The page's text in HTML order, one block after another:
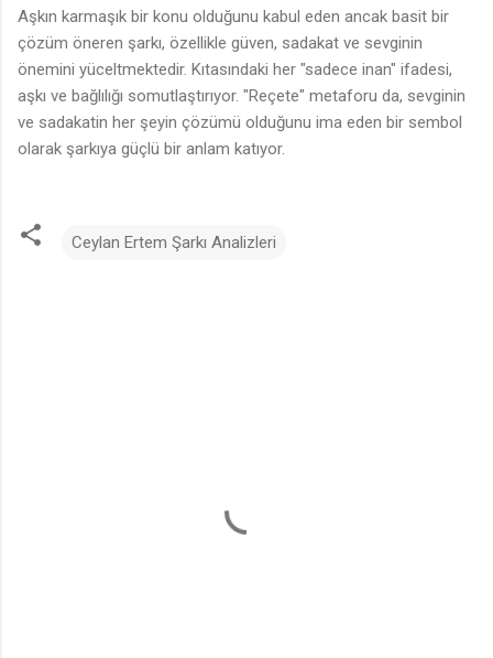
Aşkın karmaşık bir konu olduğunu kabul eden ancak basit bir
çözüm öneren şarkı, özellikle güven, sadakat ve sevginin
önemini yüceltmektedir. Kıtasındaki her "sadece inan" ifadesi,
aşkı ve bağlılığı somutlaştırıyor. "Reçete" metaforu da, sevginin
ve sadakatin her şeyin çözümü olduğunu ima eden bir sembol
olarak şarkıya güçlü bir anlam katıyor.
Ceylan Ertem Şarkı Analizleri
🎵